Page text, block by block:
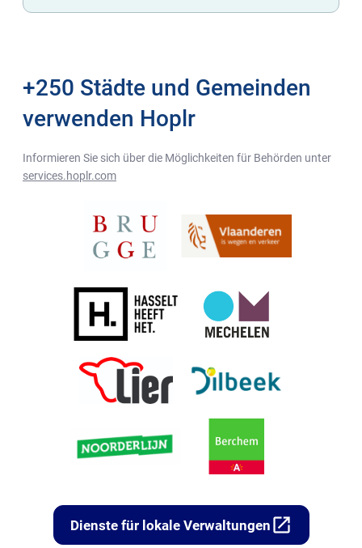
+250 Städte und Gemeinden
verwenden Hoplr
Informieren Sie sich über die Möglichkeiten für Behörden unter
services.hoplr.com
Dienste für lokale Verwaltungen open_in_new